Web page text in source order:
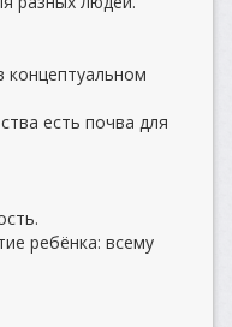
есть почва для
ребёнка: всему